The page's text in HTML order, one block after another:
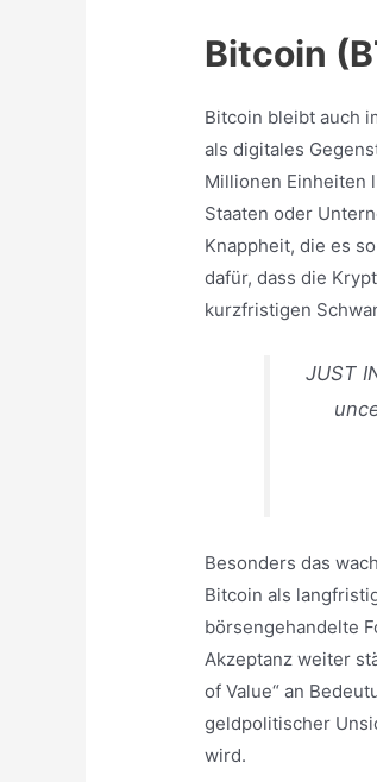
Bitcoin
Bitcoin bleibt auch
als digitales
Millionen Einheiten
Staaten oder
Knappheit, die es
dafür, dass die
kurzfristigen
JUST
Besonders das
Bitcoin als
börsengehandelte
Akzeptanz weiter
of Value“ an
geldpolitischer
wird.